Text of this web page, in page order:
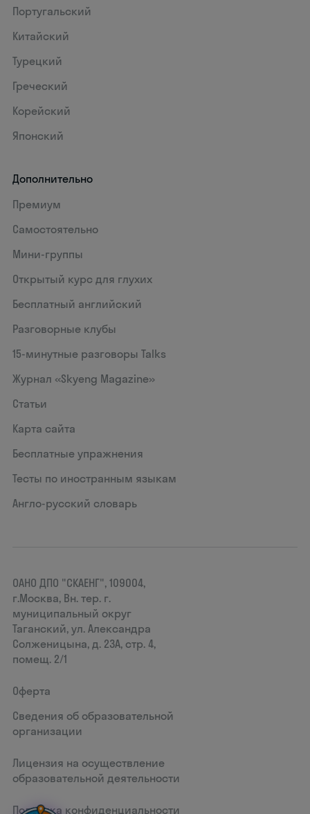
Португальский
Китайский
Турецкий
Греческий
Корейский
Японский
Дополнительно
Премиум
Самостоятельно
Мини-группы
Открытый курс для глухих
Бесплатный английский
Разговорные клубы
15‑минутные разговоры Talks
Журнал «Skyeng Magazine»
Статьи
Карта сайта
Бесплатные упражнения
Тесты по иностранным языкам
Англо-русский словарь
ОАНО ДПО "СКАЕНГ", 109004,
г.Москва, Вн. тер. г.
муниципальный округ
Таганский, ул. Александра
Солженицына, д. 23А, стр. 4,
помещ. 2/1
Оферта
Сведения об образовательной
организации
Лицензия на осуществление
образовательной деятельности
Политика конфиденциальности